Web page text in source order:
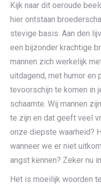
Kijk naar dit oeroude
hier ontstaan
stevige basis. Aan den
een bijzonder krachtige
mannen zich werkelijk
uitdagend, met humor en
tevoorschijn te komen in
schaamte. Wij mannen
te zijn en dat geeft veel
onze diepste waarheid?
wanneer we er niet
angst kennen? Zeker nu
Het is moeilijk woorden